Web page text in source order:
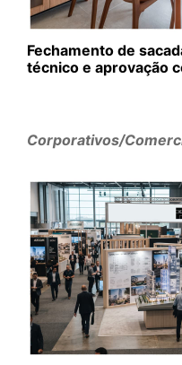
Fechamento de
técnico e aprovação
Corporativos/